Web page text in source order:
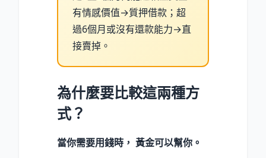
有情感價值→質押借款；超
過6個月或沒有還款能力→直
接賣掉。
為什麼要比較這兩種方
式？
當你需要用錢時， 黃金可以幫你。